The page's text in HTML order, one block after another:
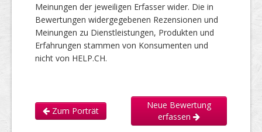
Meinungen der jeweiligen Erfasser wider. Die in
Bewertungen widergegebenen Rezensionen und
Meinungen zu Dienstleistungen, Produkten und
Erfahrungen stammen von Konsumenten und
nicht von HELP.CH.
Zum Porträt
Neue Bewertung
erfassen